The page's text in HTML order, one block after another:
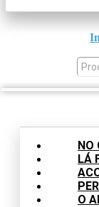
NO
LÁ
O